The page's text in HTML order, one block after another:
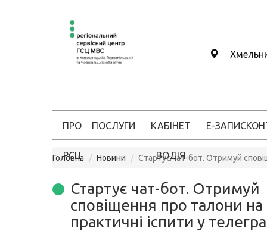
ПРО
РСЦ
ПОСЛУГИ КАБІНЕТ
ВОДІЯ
Е-ЗАПИС
Головна Новини Стартує чат-бот. Отримуй
Стартує чат-бот. Отримуй
сповіщення про талони на
практичні іспити у